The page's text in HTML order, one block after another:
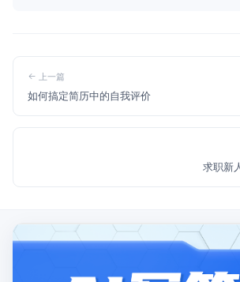
上一篇
如何搞定简历中的自我评价
求职新